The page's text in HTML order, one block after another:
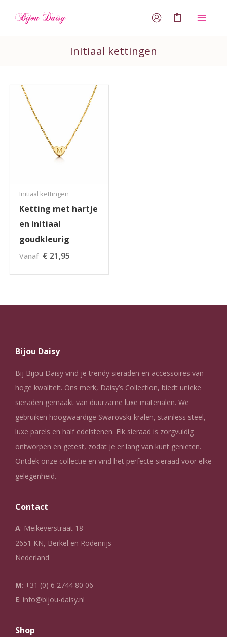
Initiaal kettingen
Initiaal kettingen
Ketting met hartje
en initiaal
goudkleurig
Vanaf € 21,95
Bijou Daisy
Bij Bijou Daisy vind je trendy sieraden en accessoires van
hoge kwaliteit. Ons merk, Daisy’s Collection, biedt unieke
sieraden gemaakt van duurzame luxe materialen. We
gebruiken hoogwaardige Swarovski-kralen, stainless steel,
luxe parels en half edelstenen. Elk sieraad is zorgvuldig
ontworpen en getest, zodat je er lang van kunt genieten.
Ontdek onze collectie en vind het perfecte sieraad voor elke
gelegenheid.
Contact
A: Meikeverstraat 18
2651 KN, Berkel en Rodenrijs
Nederland
M: +31 (0) 6 2744 80 06
E: info@bijou-daisy.nl
Shop